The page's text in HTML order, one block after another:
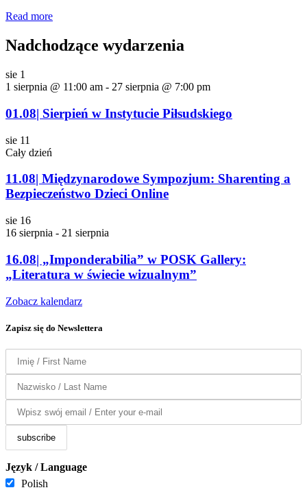
Read more
Nadchodzące wydarzenia
sie 1
1 sierpnia @ 11:00 am - 27 sierpnia @ 7:00 pm
01.08| Sierpień w Instytucie Piłsudskiego
sie 11
Cały dzień
11.08| Międzynarodowe Sympozjum: Sharenting a
Bezpieczeństwo Dzieci Online
sie 16
16 sierpnia - 21 sierpnia
16.08| „Imponderabilia” w POSK Gallery:
„Literatura w świecie wizualnym”
Zobacz kalendarz
Zapisz się do Newslettera
Język / Language
Polish